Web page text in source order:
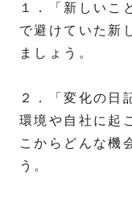
１．「新しいこ
で避けていた新
ましょう。
２．「変化の日
環境や自社に起
こからどんな機
う。